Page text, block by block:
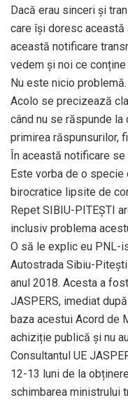
Dacă erau sinceri și
care își doresc această
această notificare
vedem și noi ce
Nu este nicio problemă.
Acolo se precizează
când nu se răspunde la
primirea răspunsurilor,
În această notificare
Este vorba de o specie
birocratice lipsite de
Repet SIBIU-PITEȘTI
inclusiv problema
O să le explic eu PNL-
Autostrada Sibiu-
anul 2018. Acesta a
JASPERS, imediat
baza acestui Acord de
achiziție publică și nu
Consultantul UE
12-13 luni de la
schimbarea ministrului